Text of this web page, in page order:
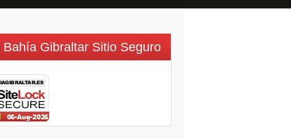
Bahía Gibraltar Sitio Seguro